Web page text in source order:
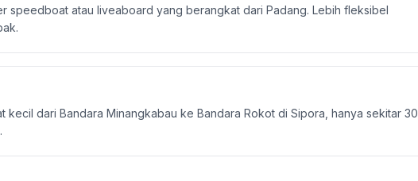
speedboat atau liveaboard yang berangkat dari Padang. Lebih fleksibel
kecil dari Bandara Minangkabau ke Bandara Rokot di Sipora, hanya sekitar 30